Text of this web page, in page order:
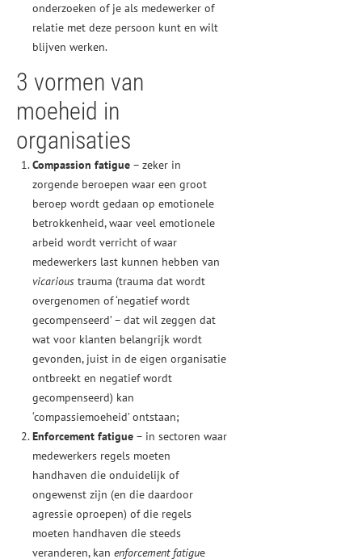
onderzoeken of je als medewerker of
relatie met deze persoon kunt en wilt
blijven werken.
3 vormen van
moeheid in
organisaties
Compassion fatigue – zeker in
zorgende beroepen waar een groot
beroep wordt gedaan op emotionele
betrokkenheid, waar veel emotionele
arbeid wordt verricht of waar
medewerkers last kunnen hebben van
vicarious trauma (trauma dat wordt
overgenomen of ‘negatief wordt
gecompenseerd’ – dat wil zeggen dat
wat voor klanten belangrijk wordt
gevonden, juist in de eigen organisatie
ontbreekt en negatief wordt
gecompenseerd) kan
‘compassiemoeheid’ ontstaan;
Enforcement fatigue – in sectoren waar
medewerkers regels moeten
handhaven die onduidelijk of
ongewenst zijn (en die daardoor
agressie oproepen) of die regels
moeten handhaven die steeds
veranderen, kan enforcement fatigue